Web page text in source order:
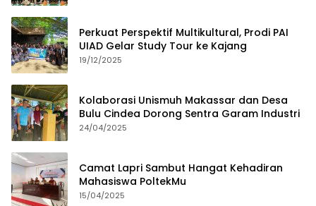
Perkuat Perspektif Multikultural, Prodi PAI
UIAD Gelar Study Tour ke Kajang
19/12/2025
Kolaborasi Unismuh Makassar dan Desa
Bulu Cindea Dorong Sentra Garam Industri
24/04/2025
Camat Lapri Sambut Hangat Kehadiran
Mahasiswa PoltekMu
15/04/2025